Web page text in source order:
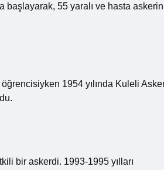
başlayarak, 55 yaralı ve hasta askerin
1954 yılında Kuleli
bir askerdi. 1993-1995 yılları